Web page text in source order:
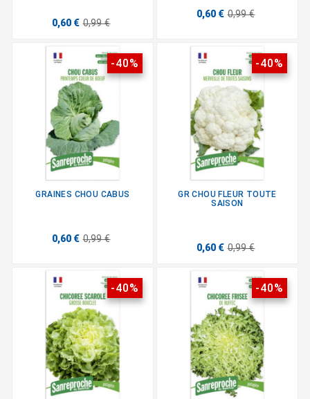
0,60 € 0,99 €
0,60 € 0,99 €
-40%
GRAINES CHOU CABUS
0,60 € 0,99 €
-40%
GR CHOU FLEUR TOUTE
SAISON
0,60 € 0,99 €
-40% -40%